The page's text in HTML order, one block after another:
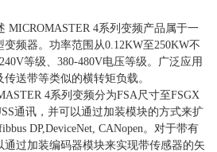
MICROMASTER 4系列变频产品属于一
频器。功率范围从0.12KW至250KW不
等级、380-480V电压等级。广泛应用
送带等类似的横转矩负载。
4系列变频分为FSA尺寸至FSGX
通讯，并可以通过加装模块的方式来扩
DP,DeviceNet, CANopen。对于带有
过加装编码器模块来实现带传感器的矢